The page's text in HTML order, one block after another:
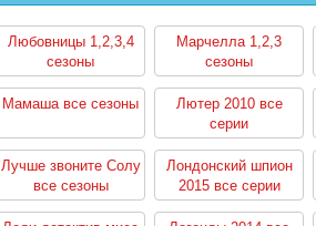
Любовницы 1,2,3,4
сезоны
Марчелла 1,2,3
сезоны
Мамаша все сезоны
Лютер 2010 все
серии
Лучше звоните Солу
все сезоны
Лондонский шпион
2015 все серии